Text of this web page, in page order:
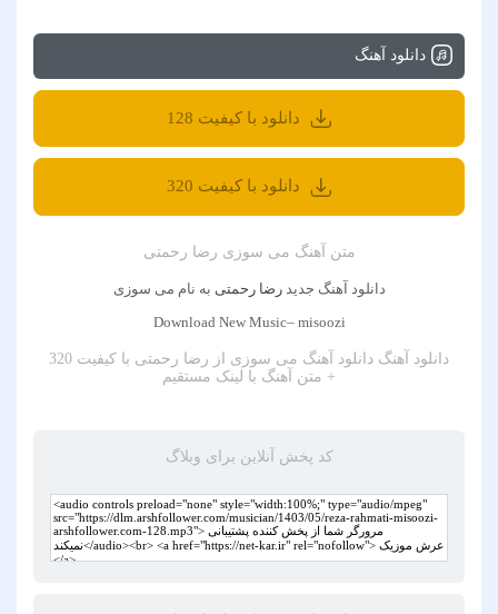
دانلود آهنگ
دانلود با کیفیت 128
دانلود با کیفیت 320
متن آهنگ می سوزی رضا رحمتی
دانلود آهنگ جدیدرضا رحمتی به نام می سوزی
Download New Music– misoozi
دانلود آهنگ
دانلود آهنگ می سوزی از رضا رحمتی با کیفیت 320
+ متن آهنگ با لینک مستقیم
کد پخش آنلاین برای وبلاگ